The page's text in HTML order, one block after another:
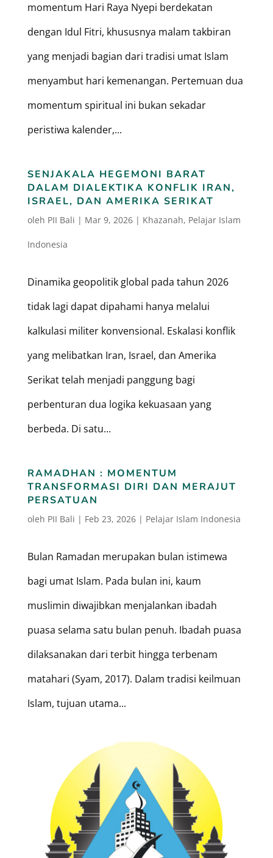
momentum Hari Raya Nyepi berdekatan
dengan Idul Fitri, khususnya malam takbiran
yang menjadi bagian dari tradisi umat Islam
menyambut hari kemenangan. Pertemuan dua
momentum spiritual ini bukan sekadar
peristiwa kalender,...
SENJAKALA HEGEMONI BARAT
DALAM DIALEKTIKA KONFLIK IRAN,
ISRAEL, DAN AMERIKA SERIKAT
oleh PII Bali | Mar 9, 2026| Khazanah, Pelajar Islam
Indonesia
Dinamika geopolitik global pada tahun 2026
tidak lagi dapat dipahami hanya melalui
kalkulasi militer konvensional. Eskalasi konflik
yang melibatkan Iran, Israel, dan Amerika
Serikat telah menjadi panggung bagi
perbenturan dua logika kekuasaan yang
berbeda. Di satu...
RAMADHAN : MOMENTUM
TRANSFORMASI DIRI DAN MERAJUT
PERSATUAN
oleh PII Bali | Feb 23, 2026| Pelajar Islam Indonesia
Bulan Ramadan merupakan bulan istimewa
bagi umat Islam. Pada bulan ini, kaum
muslimin diwajibkan menjalankan ibadah
puasa selama satu bulan penuh. Ibadah puasa
dilaksanakan dari terbit hingga terbenam
matahari (Syam, 2017). Dalam tradisi keilmuan
Islam, tujuan utama...